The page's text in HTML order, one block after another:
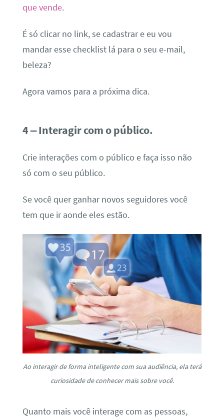
que vende.
É só clicar no link, se cadastrar e eu vou
mandar esse checklist lá para o seu e-mail,
beleza?
Agora vamos para a próxima dica.
4 – Interagir com o público.
Crie interações com o público e faça isso não
só com o seu público.
Se você quer ganhar novos seguidores você
tem que ir aonde eles estão.
Ao interagir de forma inteligente com sua audiência, ela terá
curiosidade de conhecer mais sobre você.
Quanto mais você interage com as pessoas,